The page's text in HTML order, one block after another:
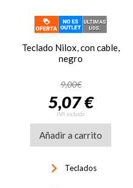
Teclado Nilox, con cable,
negro
9,00€
5,07 €
IVA incluido
Añadir a carrito
keyboard_arrow_right Teclados